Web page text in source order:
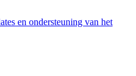
en ondersteuning van het